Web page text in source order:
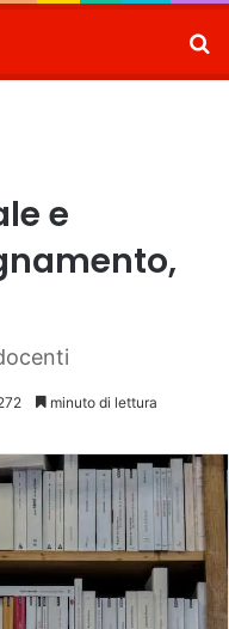
e
minuto di lettura